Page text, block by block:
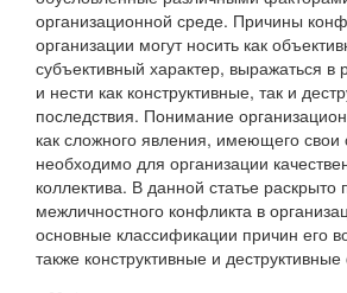
организационной среде. Причины
организации могут носить как
субъективный характер, выражаться
и нести как конструктивные, так и
последствия. Понимание
как сложного явления, имеющего свои
необходимо для организации
коллектива. В данной статье раскрыто
межличностного конфликта в
основные классификации причин его
также конструктивные и